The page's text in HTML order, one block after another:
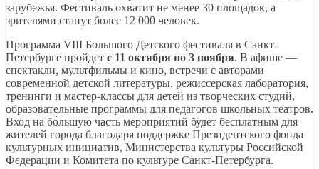
зарубежья. Фестиваль охватит не менее 30 площадок, а
зрителями станут более 12 000 человек.
Программа VIII Большого Детского фестиваля в Санкт-
Петербурге пройдет с 11 октября по 3 ноября. В афише —
спектакли, мультфильмы и кино, встречи с авторами
современной детской литературы, режиссерская лаборатория,
тренинги и мастер-классы для детей из творческих студий,
образовательные программы для педагогов школьных театров.
Вход на бо́льшую часть мероприятий будет бесплатным для
жителей города благодаря поддержке Президентского фонда
культурных инициатив, Министерства культуры Российской
Федерации и Комитета по культуре Санкт-Петербурга.